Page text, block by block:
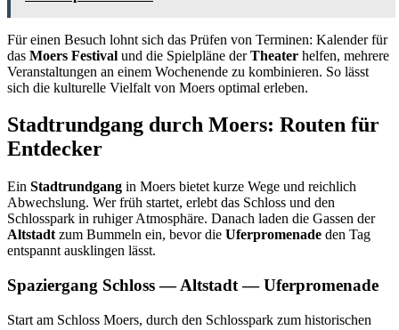
Für einen Besuch lohnt sich das Prüfen von Terminen: Kalender für
das Moers Festival und die Spielpläne derTheater helfen, mehrere
Veranstaltungen an einem Wochenende zu kombinieren. So lässt
sich die kulturelle Vielfalt von Moers optimal erleben.
Stadtrundgang durch Moers: Routen für
Entdecker
Ein Stadtrundgang in Moers bietet kurze Wege und reichlich
Abwechslung. Wer früh startet, erlebt das Schloss und den
Schlosspark in ruhiger Atmosphäre. Danach laden die Gassen der
Altstadt zum Bummeln ein, bevor die Uferpromenade den Tag
entspannt ausklingen lässt.
Spaziergang Schloss — Altstadt — Uferpromenade
Start am Schloss Moers, durch den Schlosspark zum historischen